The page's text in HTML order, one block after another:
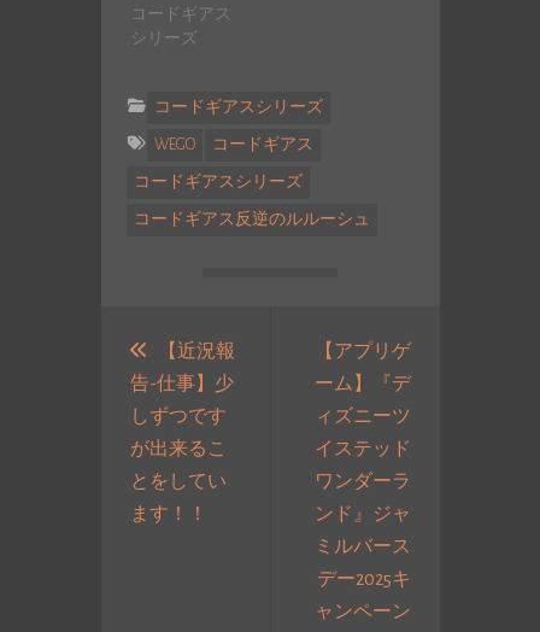
コードギアス
シリーズ
コードギアスシリーズ
WEGO コードギアス
コードギアスシリーズ
コードギアス反逆のルルーシュ
【近況報
告-仕事】少
しずつです
が出来るこ
とをしてい
ます！！
【アプリゲ
ーム】『デ
ィズニーツ
イステッド
ワンダーラ
ンド』ジャ
ミルバース
デー2025キ
ャンペーン